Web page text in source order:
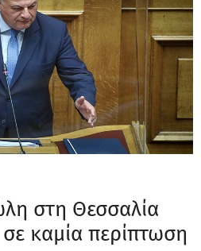
στη Θεσσαλία
σε καμία περίπτωση